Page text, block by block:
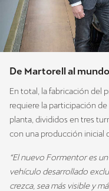
De Martorell al mundo
En total, la fabricación del
requiere la participación
planta, divididos en tres
con una producción inicial
“El nuevo Formentor es
vehículo desarrollado
crezca, sea más visible y